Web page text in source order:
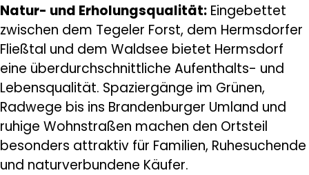
Natur- und Erholungsqualität: Eingebettet
zwischen dem Tegeler Forst, dem Hermsdorfer
Fließtal und dem Waldsee bietet Hermsdorf
eine überdurchschnittliche Aufenthalts- und
Lebensqualität. Spaziergänge im Grünen,
Radwege bis ins Brandenburger Umland und
ruhige Wohnstraßen machen den Ortsteil
besonders attraktiv für Familien, Ruhesuchende
und naturverbundene Käufer.